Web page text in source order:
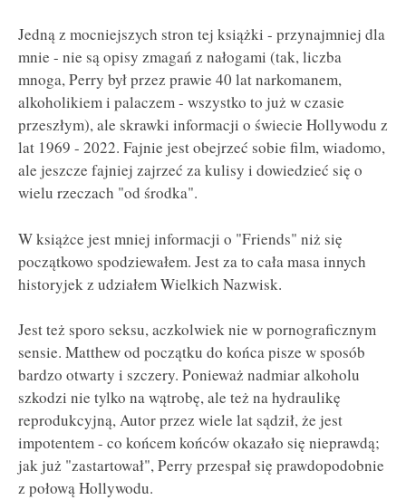
Jedną z mocniejszych stron tej książki - przynajmniej dla
mnie - nie są opisy zmagań z nałogami (tak, liczba
mnoga, Perry był przez prawie 40 lat narkomanem,
alkoholikiem i palaczem - wszystko to już w czasie
przeszłym), ale skrawki informacji o świecie Hollywodu z
lat 1969 - 2022. Fajnie jest obejrzeć sobie film, wiadomo,
ale jeszcze fajniej zajrzeć za kulisy i dowiedzieć się o
wielu rzeczach "od środka".
W książce jest mniej informacji o "Friends" niż się
początkowo spodziewałem. Jest za to cała masa innych
historyjek z udziałem Wielkich Nazwisk.
Jest też sporo seksu, aczkolwiek nie w pornograficznym
sensie. Matthew od początku do końca pisze w sposób
bardzo otwarty i szczery. Ponieważ nadmiar alkoholu
szkodzi nie tylko na wątrobę, ale też na hydraulikę
reprodukcyjną, Autor przez wiele lat sądził, że jest
impotentem - co końcem końców okazało się nieprawdą;
jak już "zastartował", Perry przespał się prawdopodobnie
z połową Hollywodu.